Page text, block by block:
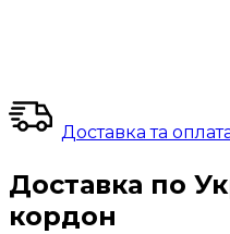
Доставка та
Доставка по
кордон